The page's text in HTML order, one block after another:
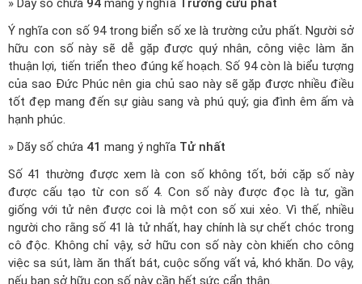
» Dãy số chứa 94 mang ý nghĩa
Trường cửu phất
Ý nghĩa con số 94 trong biển số xe là trường cửu phất. Người sở
hữu con số này sẽ dễ gặp được quý nhân, công việc làm ăn
thuận lợi, tiến triển theo đúng kế hoạch. Số 94 còn là biểu tượng
của sao Đức Phúc nên gia chủ sao này sẽ gặp được nhiều điều
tốt đẹp mang đến sự giàu sang và phú quý; gia đình êm ấm và
hạnh phúc.
» Dãy số chứa 41 mang ý nghĩa Tử nhất
Số 41 thường được xem là con số không tốt, bởi cặp số này
được cấu tạo từ con số 4. Con số này được đọc là tư, gần
giống với tử nên được coi là một con số xui xẻo. Vì thế, nhiều
người cho rằng số 41 là tử nhất, hay chính là sự chết chóc trong
cô độc. Không chỉ vậy, sở hữu con số này còn khiến cho công
việc sa sút, làm ăn thất bát, cuộc sống vất vả, khó khăn. Do vậy,
nếu bạn sở hữu con số này cần hết sức cẩn thận.